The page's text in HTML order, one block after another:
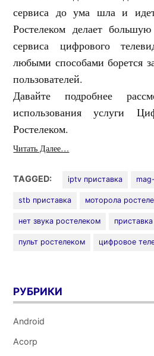
сервиса до ума шла и
Ростелеком делает
сервиса цифрового
любыми способами борется
пользователей.
Давайте подробнее
использования услуги
Ростелеком.
Читать Далее…
TAGGED: iptv приставка
stb приставка моторола
нет звука ростелеком
пульт ростелеком цифровое
РУБРИКИ
Android
Acorp